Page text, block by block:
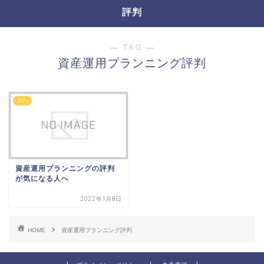
評判
― TAG ―
資産運用プランニング評判
評判
資産運用プランニングの評判
が気になる人へ
2022年1月8日
HOME 資産運用プランニング評判